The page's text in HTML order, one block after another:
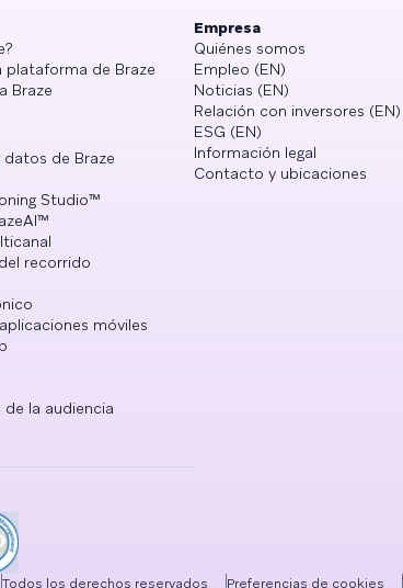
plataforma de Braze
Braze
de Braze
Studio™
recorrido
móviles
la audiencia
Empresa
Quiénes somos
Empleo (EN)
Noticias (EN)
Relación con inversores (EN)
ESG (EN)
Información legal
Contacto y ubicaciones
Todos los derechos reservados Preferencias de cookies